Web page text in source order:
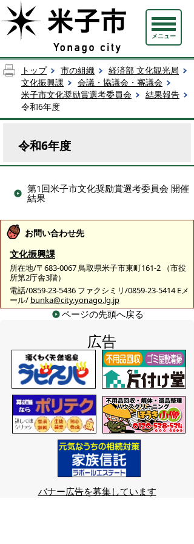
メニュー
トップ 市の組織
経済部 文化観光局
文化振興課
会議・協議会・審議会
米子市文化奨励賞選考委員会
結果報告
令和6年度
令和6年度
第1回米子市文化奨励賞選考委員会 開催
結果
お問い合わせ先
文化振興課
所在地/〒683-0067 鳥取県米子市東町161-2 （市役
所第2庁舎3階）
電話/0859-23-5436 ファクシミリ/0859-23-5414 Eメ
ール/ bunka@city.yonago.lg.jp
ページの先頭へ戻る
広告
バナー広告を募集しています